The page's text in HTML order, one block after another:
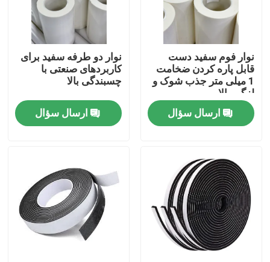
دربارهی ما
کارخانه تور
کنترل کیفیت
درخواست نقل قول
نوار چسب ذوب داغ
نوار فوم سفید دست
قابل پاره کردن ضخامت
1 میلی متر جذب شوک و
لزگی بالا
ارسال سؤال
نوار دو طرفه سفید برای
کاربردهای صنعتی با
چسبندگی بالا
ارسال سؤال